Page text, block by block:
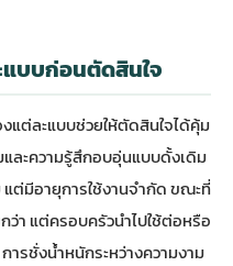
บบก่อนตัดสินใจ
แต่ละแบบช่วยให้ตัดสินใจได้คุ้ม
ละความรู้สึกอบอุ่นแบบดั้งเดิม
แต่มีอายุการใช้งานจำกัด ขณะที่
า แต่ครอบครัวนำไปใช้ต่อหรือ
รชั่งน้ำหนักระหว่างความงาม